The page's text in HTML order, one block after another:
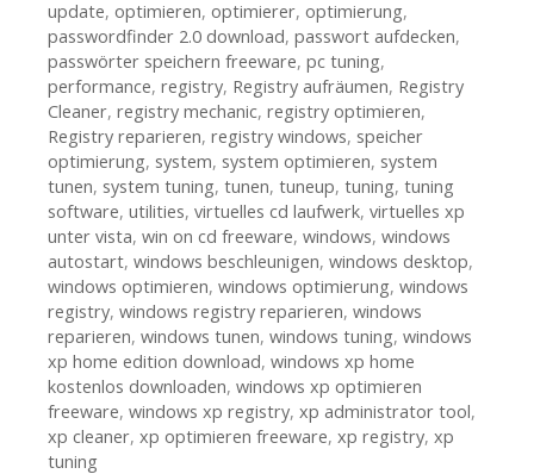
update, optimieren, optimierer, optimierung,
passwordfinder 2.0 download, passwort aufdecken,
passwörter speichern freeware, pc tuning,
performance, registry, Registry aufräumen, Registry
Cleaner, registry mechanic, registry optimieren,
Registry reparieren, registry windows, speicher
optimierung, system, system optimieren, system
tunen, system tuning, tunen, tuneup, tuning, tuning
software, utilities, virtuelles cd laufwerk, virtuelles xp
unter vista, win on cd freeware, windows, windows
autostart, windows beschleunigen, windows desktop,
windows optimieren, windows optimierung, windows
registry, windows registry reparieren, windows
reparieren, windows tunen, windows tuning, windows
xp home edition download, windows xp home
kostenlos downloaden, windows xp optimieren
freeware, windows xp registry, xp administrator tool,
xp cleaner, xp optimieren freeware, xp registry, xp
tuning